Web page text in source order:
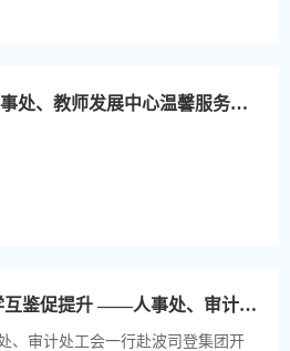
党委教师工作部、人事处、教师发展中心温馨服务提示（第17周）
凝心聚力共成长 互学互鉴促提升 ——人事处、审计处工会赴波司登开展工会工作交流活动
、审计处工会一行赴波司登集团开